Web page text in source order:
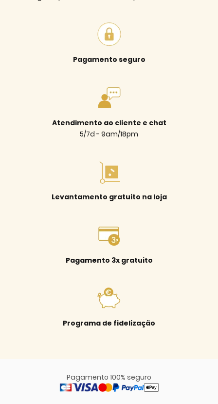
Pagamento seguro
Atendimento ao cliente e chat
5/7d - 9am/18pm
Levantamento gratuito na loja
Pagamento 3x gratuito
Programa de fidelização
Pagamento 100% seguro